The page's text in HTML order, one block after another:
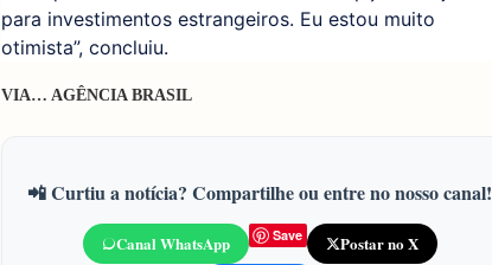
para investimentos estrangeiros. Eu estou muito
otimista”, concluiu.
VIA… AGÊNCIA BRASIL
📲 Curtiu a notícia? Compartilhe ou entre no nosso canal!
Canal WhatsApp Save
Postar no X